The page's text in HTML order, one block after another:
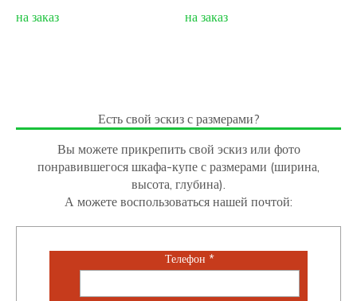
на заказ на заказ
Есть свой эскиз с размерами?
Вы можете прикрепить свой эскиз или фото
понравившегося шкафа-купе с размерами (ширина,
высота, глубина).
А можете воспользоваться нашей почтой:
Телефон *